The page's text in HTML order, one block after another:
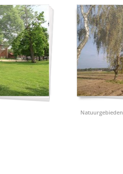
Natuurgebieden